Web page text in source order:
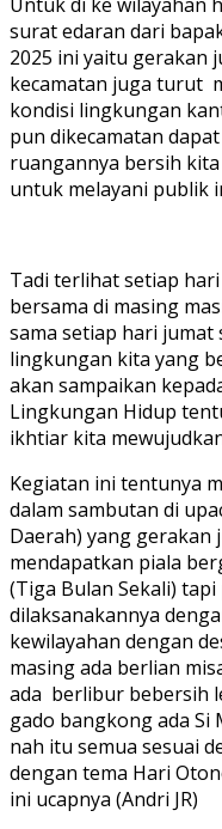
surat edaran dari
2025 ini yaitu gerakan
kecamatan juga turut
kondisi lingkungan
pun dikecamatan
ruangannya bersih
untuk melayani publik
Tadi terlihat setiap
bersama di masing
sama setiap hari jumat
lingkungan kita yang
akan sampaikan
Lingkungan Hidup
ikhtiar kita
Kegiatan ini tentunya
dalam sambutan di
Daerah) yang gerakan
mendapatkan piala
(Tiga Bulan Sekali)
dilaksanakannya
kewilayahan dengan
masing ada berlian
ada berlibur bebersih
gado bangkong ada
nah itu semua sesuai
dengan tema Hari
ini ucapnya (Andri JR)